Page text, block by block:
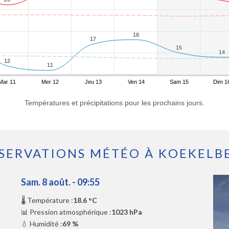
12
12
11
11
17
17
18
18
15
15
14
14
11 Mer 12 Jeu 13 Ven 14 Sam 15 Dim
Températures et précipitations pour les prochains jours.
MÉTÉO À
Sam. 8 août. - 09:55
🌡️ Température :18.6 °C
📊 Pression atmosphérique :1023 hPa
💧 Humidité :69 %